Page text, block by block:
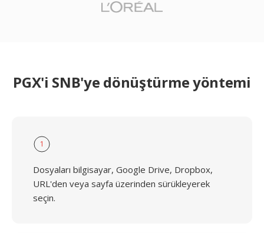
PGX'i SNB'ye dönüştürme yöntemi
1
Dosyaları bilgisayar, Google Drive, Dropbox,
URL'den veya sayfa üzerinden sürükleyerek
seçin.